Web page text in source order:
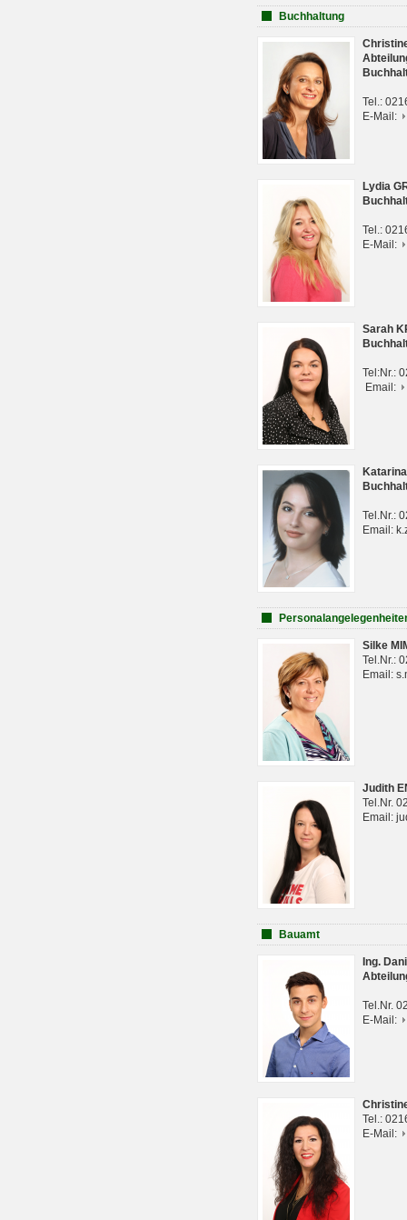
Buchhaltung
Tel.:
E-Mail:
Lydia
Tel.:
E-Mail:
Sarah
Tel:Nr.:
Email:
Tel.Nr.:
Email:
Silke
Tel.Nr.:
Email:
Judith
Tel.Nr.
Email:
Bauamt
Ing.
Tel.Nr.
E-Mail:
Tel.:
E-Mail: